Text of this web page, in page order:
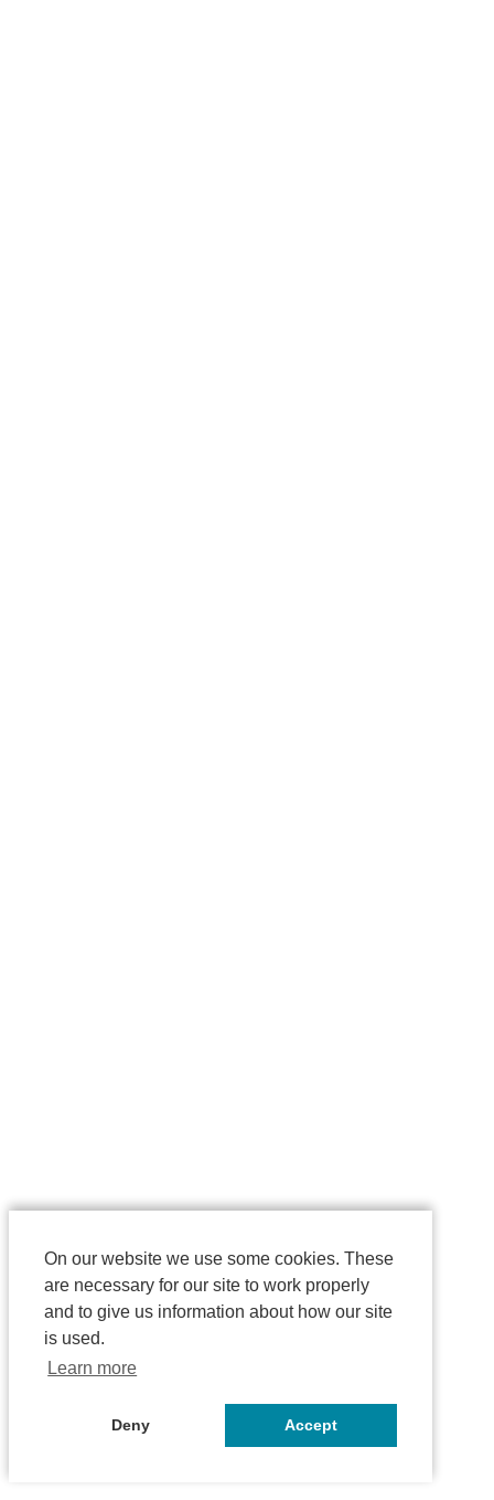
On our website we use some cookies. These
are necessary for our site to work properly
and to give us information about how our site
is used.
Learn more
Deny Accept